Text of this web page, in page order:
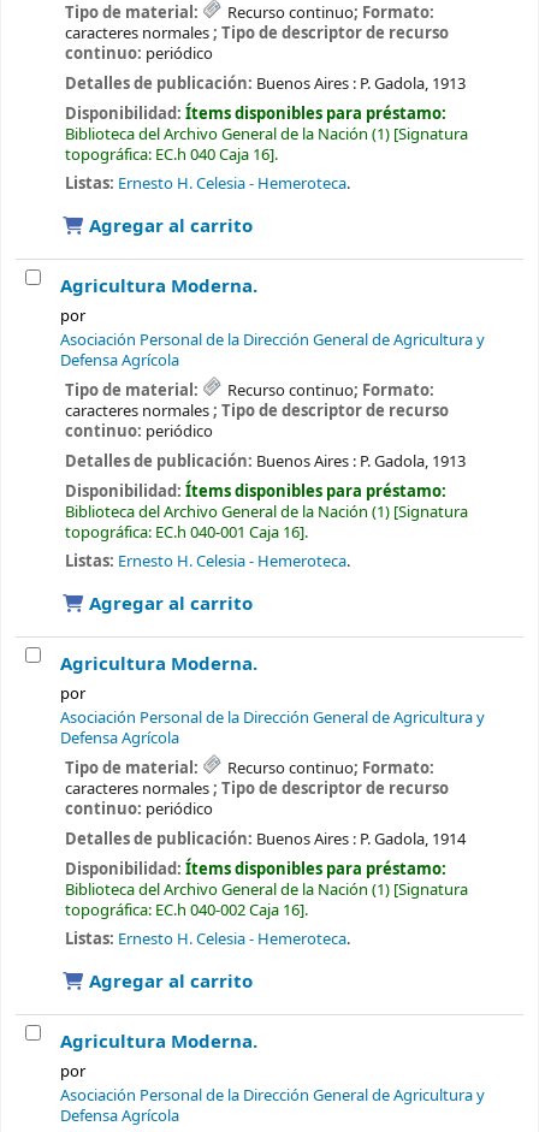
Tipo de material: Recurso continuo; Formato:
caracteres normales; Tipo de descriptor de recurso
continuo: periódico
Detalles de publicación: Buenos Aires : P. Gadola, 1913
Disponibilidad: Ítems disponibles para préstamo:
Biblioteca del Archivo General de la Nación (1) Signatura
topográfica: EC.h 040 Caja 16 .
Listas: Ernesto H. Celesia - Hemeroteca.
Agregar al carrito
Agricultura Moderna.
por
Asociación Personal de la Dirección General de Agricultura y
Defensa Agrícola
Tipo de material: Recurso continuo; Formato:
caracteres normales; Tipo de descriptor de recurso
continuo: periódico
Detalles de publicación: Buenos Aires : P. Gadola, 1913
Disponibilidad: Ítems disponibles para préstamo:
Biblioteca del Archivo General de la Nación (1) Signatura
topográfica: EC.h 040-001 Caja 16 .
Listas: Ernesto H. Celesia - Hemeroteca.
Agregar al carrito
Agricultura Moderna.
por
Asociación Personal de la Dirección General de Agricultura y
Defensa Agrícola
Tipo de material: Recurso continuo; Formato:
caracteres normales; Tipo de descriptor de recurso
continuo: periódico
Detalles de publicación: Buenos Aires : P. Gadola, 1914
Disponibilidad: Ítems disponibles para préstamo:
Biblioteca del Archivo General de la Nación (1) Signatura
topográfica: EC.h 040-002 Caja 16 .
Listas: Ernesto H. Celesia - Hemeroteca.
Agregar al carrito
Agricultura Moderna.
por
Asociación Personal de la Dirección General de Agricultura y
Defensa Agrícola